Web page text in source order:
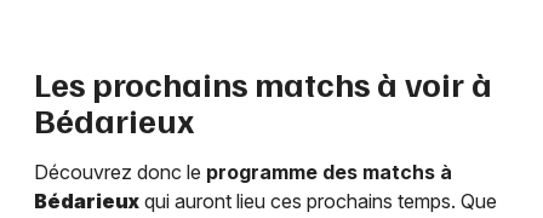
Les prochains matchs à voir à
Bédarieux
Découvrez donc le programme des matchs à
Bédarieux qui auront lieu ces prochains temps. Que